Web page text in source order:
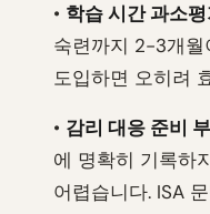
• 학습 시간 과소
숙련까지 2-3개월
도입하면 오히려
• 감리 대응 준비
에 명확히 기록하
어렵습니다. ISA